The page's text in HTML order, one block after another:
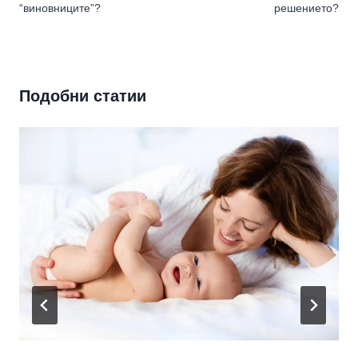
“виновниците”?
решението?
Подобни статии